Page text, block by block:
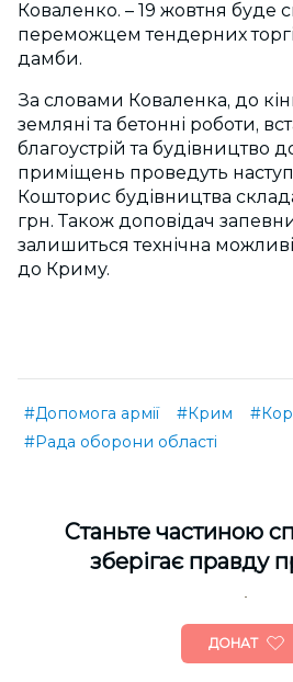
Коваленко. – 19 жовтня буде
переможцем тендерних
дамби.
За словами Коваленка, до
земляні та бетонні роботи,
благоустрій та будівництво
приміщень проведуть
Кошторис будівництва
грн. Також доповідач
залишиться технічна
до Криму.
#Допомога армії #Крим
#Рада оборони області
Cтаньте частиною
зберігає правду
ДОНАТ